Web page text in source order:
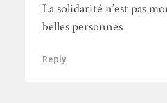
La solidarité n’est pas
belles personnes
Reply